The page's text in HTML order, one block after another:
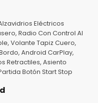
Eléctricos
Radio Con Control Al
Volante Tapiz Cuero,
Android CarPlay,
Retractiles, Asiento
Botón Start Stop